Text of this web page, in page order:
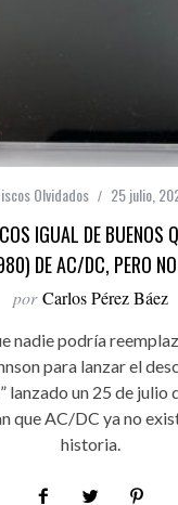
Olvidados 25 julio,
IGUAL DE BUENOS
DE AC/DC, PERO
por Carlos Pérez Báez
nadie podría
para lanzar el
lanzado un 25 de julio
que AC/DC ya no
historia.